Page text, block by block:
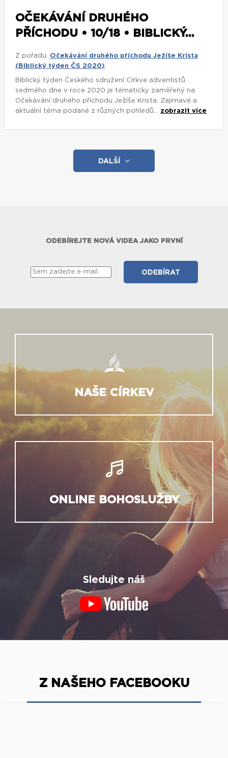
OČEKÁVÁNÍ DRUHÉHO
PŘÍCHODU • 10/18 • BIBLICKÝ...
Z pořadu: Očekávání druhého příchodu Ježíše Krista
(Biblický týden ČS 2020)
Biblický týden Českého sdružení Církve adventistů
sedmého dne v roce 2020 je tématicky zaměřený na
Očekávání druhého příchodu Ježíše Krista. Zajímavé a
aktuální téma podané z různých pohledů... zobrazit více
DALŠÍ
ODEBÍREJTE NOVÁ VIDEA JAKO PRVNÍ
NAŠE CÍRKEV
ONLINE BOHOSLUŽBY
Sledujte náš
Z NAŠEHO FACEBOOKU